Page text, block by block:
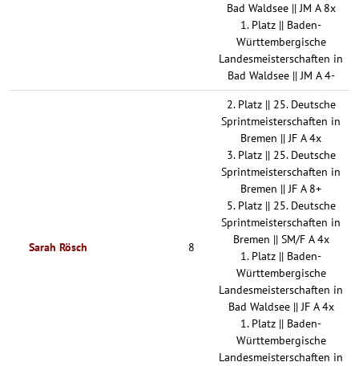
Bad Waldsee || JM A 8x
1. Platz || Baden-
Württembergische
Landesmeisterschaften in
Bad Waldsee || JM A 4-
Sarah Rösch 8
2. Platz || 25. Deutsche
Sprintmeisterschaften in
Bremen || JF A 4x
3. Platz || 25. Deutsche
Sprintmeisterschaften in
Bremen || JF A 8+
5. Platz || 25. Deutsche
Sprintmeisterschaften in
Bremen || SM/F A 4x
1. Platz || Baden-
Württembergische
Landesmeisterschaften in
Bad Waldsee || JF A 4x
1. Platz || Baden-
Württembergische
Landesmeisterschaften in